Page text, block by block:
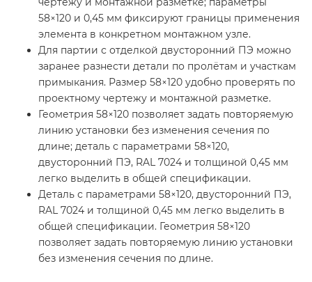
58×120 и 0,45 мм фиксируют границы применения
элемента в конкретном монтажном узле.
Для партии с отделкой двусторонний ПЭ можно
заранее разнести детали по пролётам и участкам
примыкания. Размер 58×120 удобно проверять по
проектному чертежу и монтажной разметке.
Геометрия 58×120 позволяет задать повторяемую
линию установки без изменения сечения по
длине; деталь с параметрами 58×120,
двусторонний ПЭ, RAL 7024 и толщиной 0,45 мм
легко выделить в общей спецификации.
Деталь с параметрами 58×120, двусторонний ПЭ,
RAL 7024 и толщиной 0,45 мм легко выделить в
общей спецификации. Геометрия 58×120
позволяет задать повторяемую линию установки
без изменения сечения по длине.